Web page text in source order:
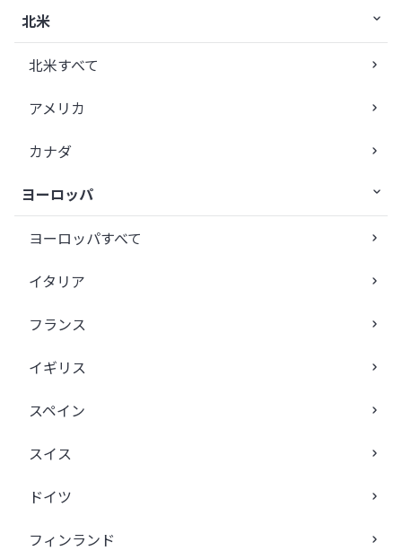
北米
北米すべて
アメリカ
カナダ
ヨーロッパ
ヨーロッパすべて
イタリア
フランス
イギリス
スペイン
スイス
ドイツ
フィンランド